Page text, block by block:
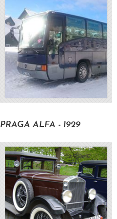
2450 Kč s DPH
PRAGA ALFA - 1929